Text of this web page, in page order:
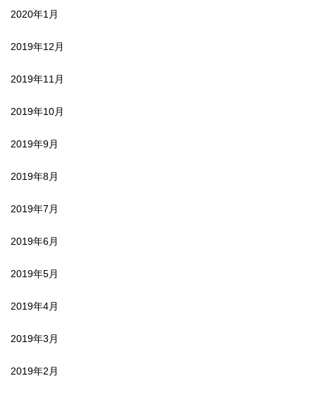
2020年1月
2019年12月
2019年11月
2019年10月
2019年9月
2019年8月
2019年7月
2019年6月
2019年5月
2019年4月
2019年3月
2019年2月